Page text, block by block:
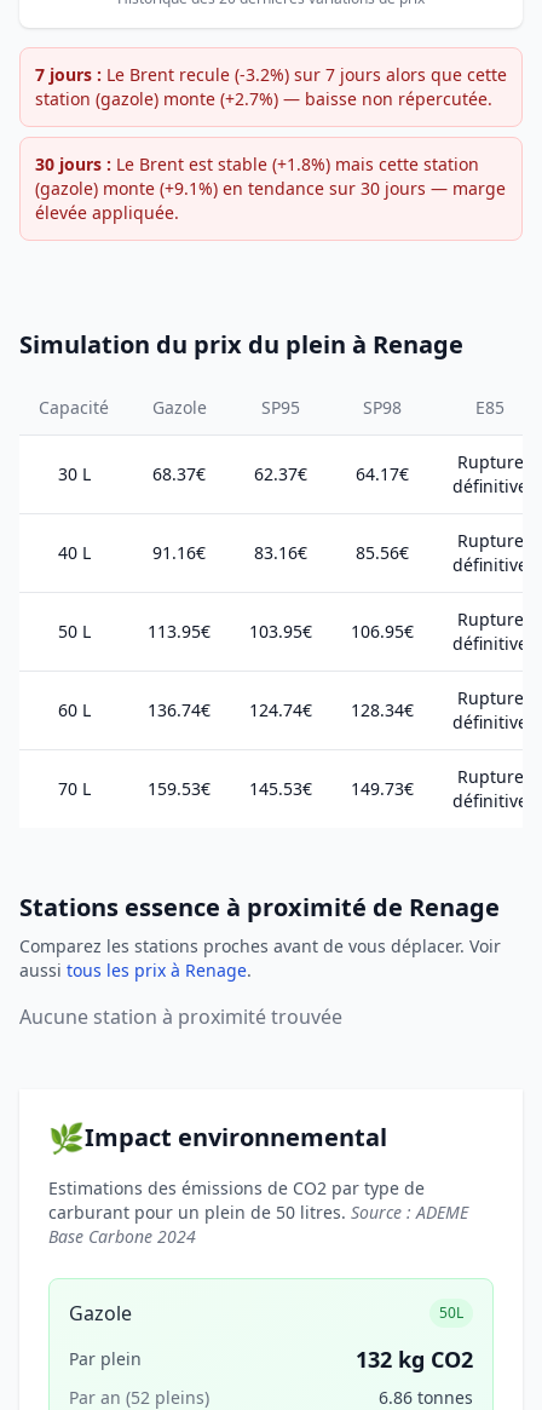
7 jours : Le Brent recule (-3.2%) sur 7 jours alors que cette
station (gazole) monte (+2.7%) — baisse non répercutée.
30 jours : Le Brent est stable (+1.8%) mais cette station
(gazole) monte (+9.1%) en tendance sur 30 jours — marge
élevée appliquée.
Simulation du prix du plein à Renage
Capacité Gazole SP95 SP98 E85
30 L 68.37€ 62.37€ 64.17€
Rupture
définitive
40 L 91.16€ 83.16€ 85.56€
Rupture
définitive
50 L 113.95€ 103.95€ 106.95€
Rupture
définitive
60 L 136.74€ 124.74€ 128.34€
Rupture
définitive
70 L 159.53€ 145.53€ 149.73€
Rupture
définitive
Stations essence à proximité de Renage
Comparez les stations proches avant de vous déplacer. Voir
aussi tous les prix à Renage.
Aucune station à proximité trouvée
🌿Impact environnemental
Estimations des émissions de CO2 par type de
carburant pour un plein de 50 litres. Source : ADEME
Base Carbone 2024
Gazole 50L
Par plein 132 kg CO2
Par an (52 pleins)
6.86 tonnes